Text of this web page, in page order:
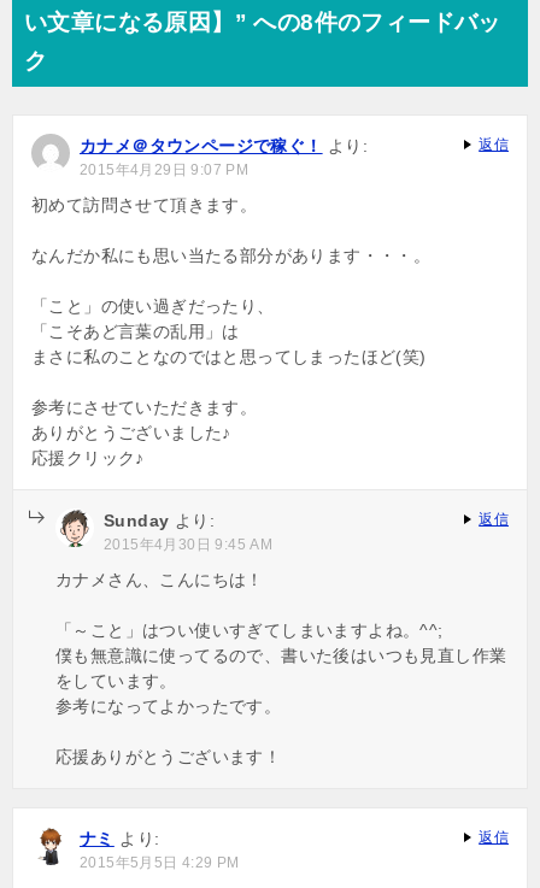
ー
ョ
ン
い文章になる原因】” への8件のフィードバッ
ク
カナメ＠タウンページで稼ぐ！ より:
2015年4月29日 9:07 PM
初めて訪問させて頂きます。
なんだか私にも思い当たる部分があります・・・。
「こと」の使い過ぎだったり、
「こそあど言葉の乱用」は
まさに私のことなのではと思ってしまったほど(笑)
参考にさせていただきます。
ありがとうございました♪
応援クリック♪
返信
Sunday より:
2015年4月30日 9:45 AM
カナメさん、こんにちは！
「～こと」はつい使いすぎてしまいますよね。^^;
僕も無意識に使ってるので、書いた後はいつも見直し作業
をしています。
参考になってよかったです。
応援ありがとうございます！
返信
ナミ より:
2015年5月5日 4:29 PM
返信